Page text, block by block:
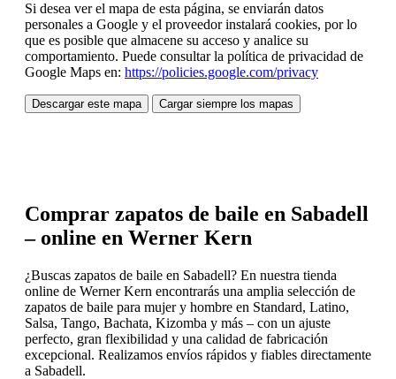
Si desea ver el mapa de esta página, se enviarán datos
personales a Google y el proveedor instalará cookies, por lo
que es posible que almacene su acceso y analice su
comportamiento. Puede consultar la política de privacidad de
Google Maps en: https://policies.google.com/privacy
Descargar este mapa Cargar siempre los mapas
Comprar zapatos de baile en Sabadell
– online en Werner Kern
¿Buscas zapatos de baile en Sabadell? En nuestra tienda
online de Werner Kern encontrarás una amplia selección de
zapatos de baile para mujer y hombre en Standard, Latino,
Salsa, Tango, Bachata, Kizomba y más – con un ajuste
perfecto, gran flexibilidad y una calidad de fabricación
excepcional. Realizamos envíos rápidos y fiables directamente
a Sabadell.